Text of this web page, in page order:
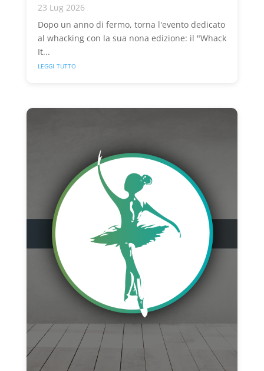
23 Lug 2026
Dopo un anno di fermo, torna l'evento dedicato
al whacking con la sua nona edizione: il "Whack
It...
leggi tutto